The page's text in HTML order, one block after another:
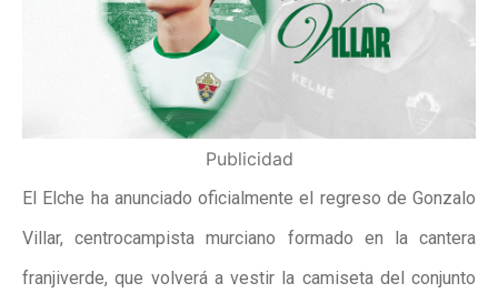
Publicidad
El Elche ha anunciado oficialmente el regreso de Gonzalo
Villar, centrocampista murciano formado en la cantera
franjiverde, que volverá a vestir la camiseta del conjunto